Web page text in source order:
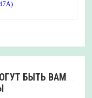
БЫТЬ ВАМ